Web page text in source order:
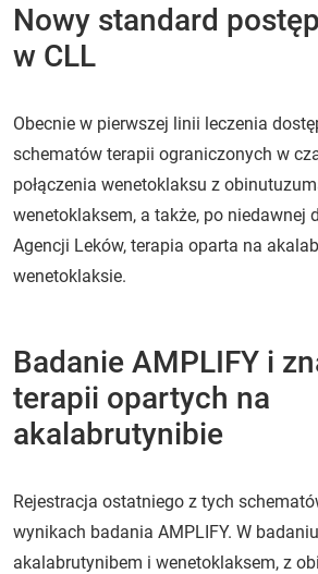
Nowy standard
w CLL
Obecnie w pierwszej linii leczenia
schematów terapii ograniczonych w
połączenia wenetoklaksu z
wenetoklaksem, a także, po niedawnej
Agencji Leków, terapia oparta na
wenetoklaksie.
Badanie AMPLIFY i
terapii opartych na
akalabrutynibie
Rejestracja ostatniego z tych
wynikach badania AMPLIFY. W
akalabrutynibem i wenetoklaksem, z